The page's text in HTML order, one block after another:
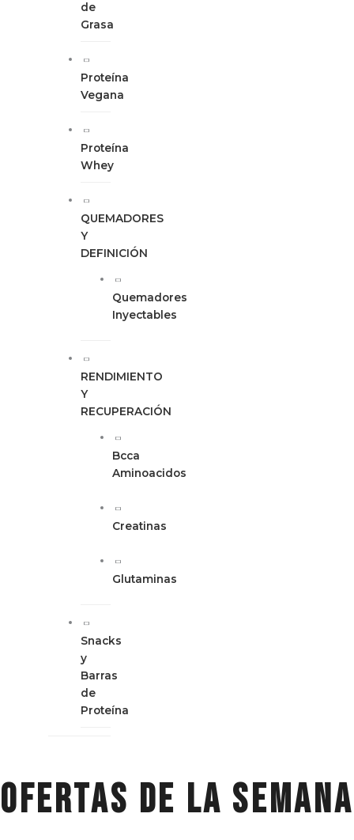
de
Grasa
Proteína
Vegana
Proteína
Whey
QUEMADORES
Y
DEFINICIÓN
Quemadores
Inyectables
RENDIMIENTO
Y
RECUPERACIÓN
Bcca
Aminoacidos
Creatinas
Glutaminas
Snacks
y
Barras
de
Proteína
ofertas de la semana